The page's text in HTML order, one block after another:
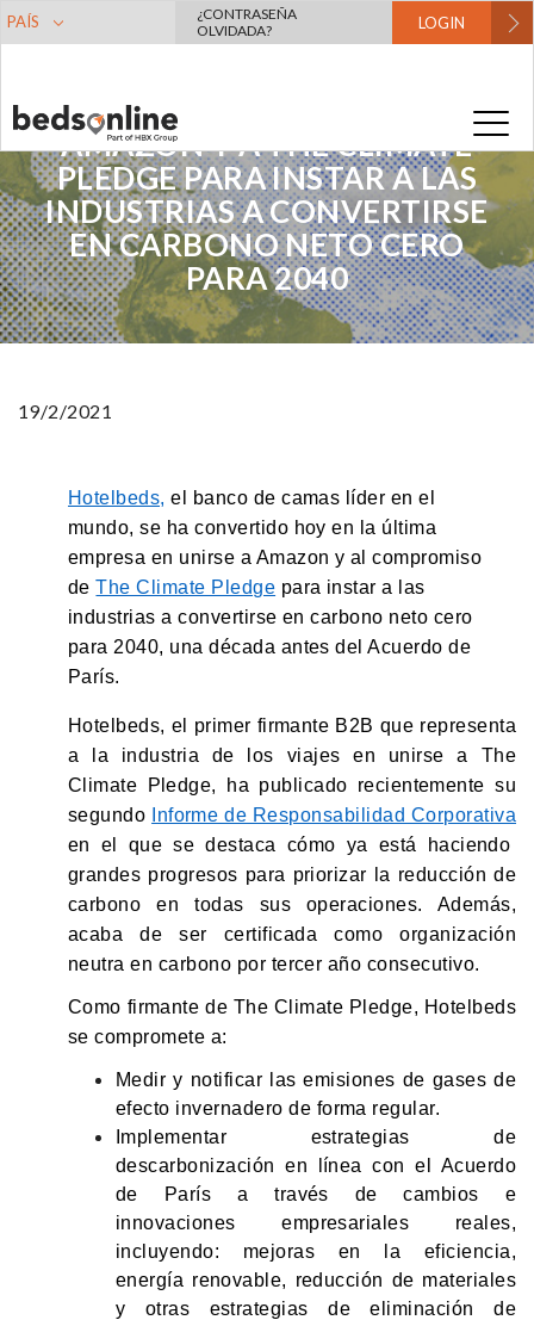
PAÍS
¿CONTRASEÑA
OLVIDADA?
LOGIN
HOTELBEDS SE UNE A
AMAZON Y A THE CLIMATE
PLEDGE PARA INSTAR A LAS
INDUSTRIAS A CONVERTIRSE
EN CARBONO NETO CERO
PARA 2040
19/2/2021
Hotelbeds, el banco de camas líder en el
mundo, se ha convertido hoy en la última
empresa en unirse a Amazon y al compromiso
deThe Climate Pledge para instar a las
industrias a convertirse en carbono neto cero
para 2040, una década antes del Acuerdo de
París.
Hotelbeds, el primer firmante B2B que representa
a la industria de los viajes en unirse a The
Climate Pledge, ha publicado recientemente su
segundo
Informe de Responsabilidad Corporativa
en el que se destaca cómo ya está haciendo
grandes progresos para priorizar la reducción de
carbono en todas sus operaciones. Además,
acaba de ser certificada como organización
neutra en carbono por tercer año consecutivo.
Como firmante de The Climate Pledge, Hotelbeds
se compromete a:
Medir y notificar las emisiones de gases de
efecto invernadero de forma regular.
Implementar estrategias de
descarbonización en línea con el Acuerdo
de París a través de cambios e
innovaciones empresariales reales,
incluyendo: mejoras en la eficiencia,
energía renovable, reducción de materiales
y otras estrategias de eliminación de